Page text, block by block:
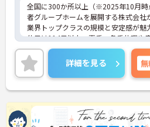
全国に300か所以上（※2025年10月時
者グループホームを展開する株式会社
業界トップクラスの規模と安定感が魅
休日は114日以上、夏季・冬季休暇や
度もしっかり整っており、プライベー
可能。これまでのご経験を活かし、新
を築きたい方、ぜひご応募ください。
まで、幅広い年代の方が活躍できる職
味のある方は詳細等をお伝えしますの
お問い合わせください。
詳細を見る